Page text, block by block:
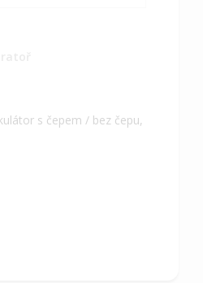
s čepem / bez čepu,